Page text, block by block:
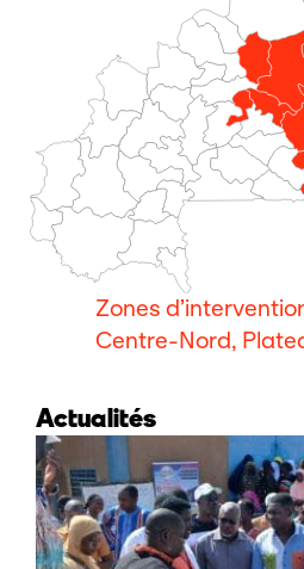
Zones
Centre-Nord,
Actualités